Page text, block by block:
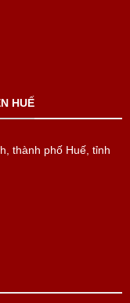
HUẾ
thành phố Huế, tỉnh